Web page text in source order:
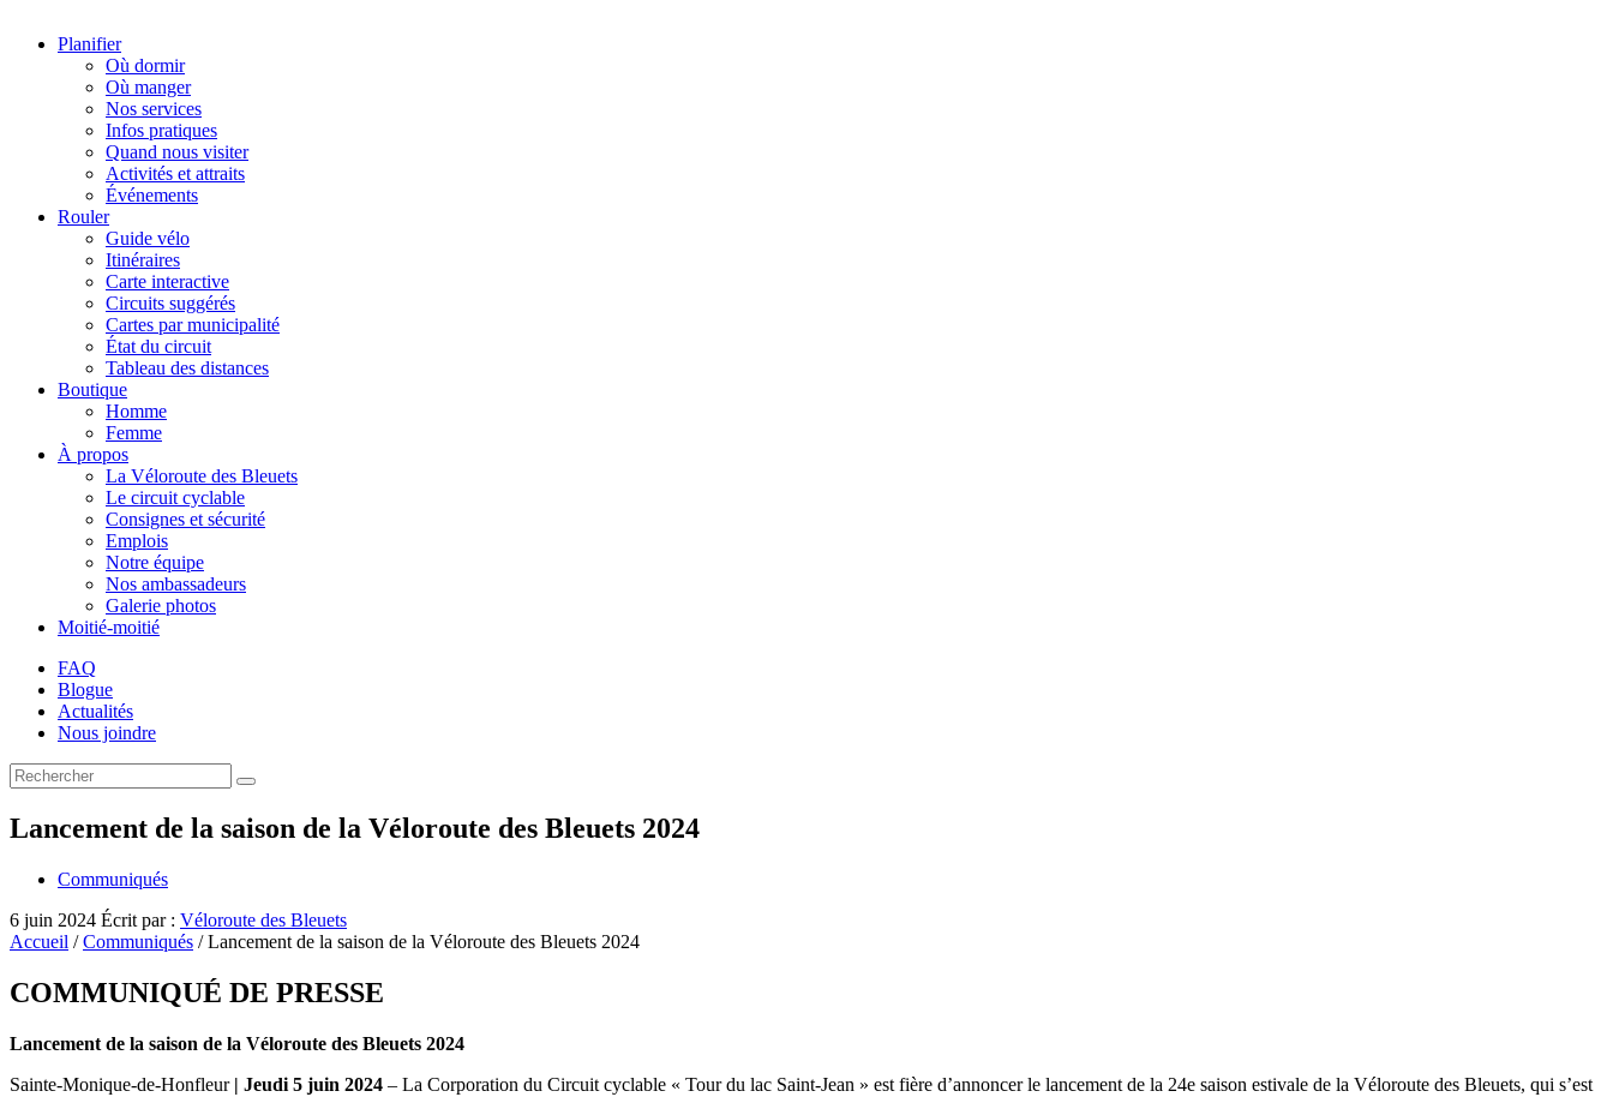
Planifier
Où dormir
Où manger
Nos services
Infos pratiques
Quand nous visiter
Activités et attraits
Événements
Rouler
Guide vélo
Itinéraires
Carte interactive
Circuits suggérés
Cartes par municipalité
État du circuit
Tableau des distances
Boutique
Homme
Femme
À propos
La Véloroute des Bleuets
Le circuit cyclable
Consignes et sécurité
Emplois
Notre équipe
Nos ambassadeurs
Galerie photos
Moitié-moitié
FAQ
Blogue
Actualités
Nous joindre
Lancement de la saison de la Véloroute des Bleuets 2024
Communiqués
6 juin 2024 Écrit par : Véloroute des Bleuets
Accueil /Communiqués / Lancement de la saison de la Véloroute des Bleuets 2024
COMMUNIQUÉ DE PRESSE
Lancement de la saison de la Véloroute des Bleuets 2024
Sainte-Monique-de-Honfleur| Jeudi 5 juin 2024 – La Corporation du Circuit cyclable « Tour du lac Saint-Jean » est fière d’annoncer le lancement de la 24e saison estivale de la Véloroute des Bleuets, qui s’est